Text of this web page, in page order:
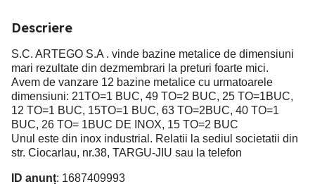
Descriere
S.C. ARTEGO S.A . vinde bazine metalice de dimensiuni
mari rezultate din dezmembrari la preturi foarte mici.
Avem de vanzare 12 bazine metalice cu urmatoarele
dimensiuni: 21TO=1 BUC, 49 TO=2 BUC, 25 TO=1BUC,
12 TO=1 BUC, 15TO=1 BUC, 63 TO=2BUC, 40 TO=1
BUC, 26 TO= 1BUC DE INOX, 15 TO=2 BUC
Unul este din inox industrial. Relatii la sediul societatii din
str. Ciocarlau, nr.38, TARGU-JIU sau la telefon
ID anunț: 1687409993